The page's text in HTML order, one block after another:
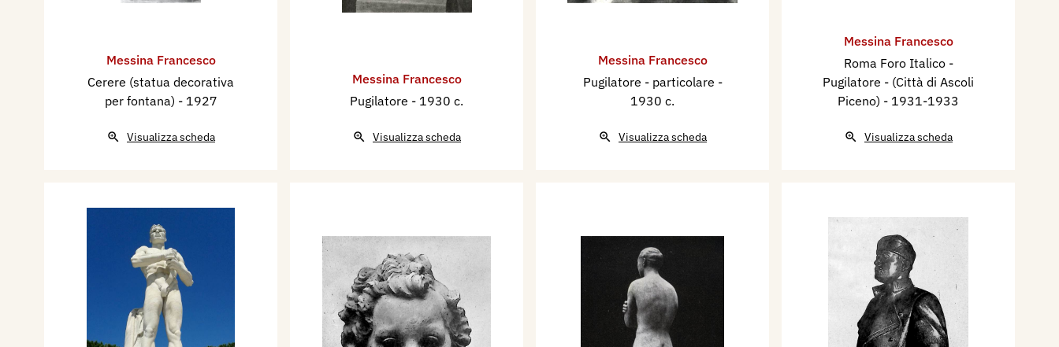
Messina Francesco
Cerere (statua decorativa
per fontana) - 1927
Visualizza scheda
Messina Francesco
Pugilatore - 1930 c.
Visualizza scheda
Messina Francesco
Pugilatore - particolare -
1930 c.
Visualizza scheda
Messina Francesco
Roma Foro Italico -
Pugilatore - (Città di Ascoli
Piceno) - 1931-1933
Visualizza scheda